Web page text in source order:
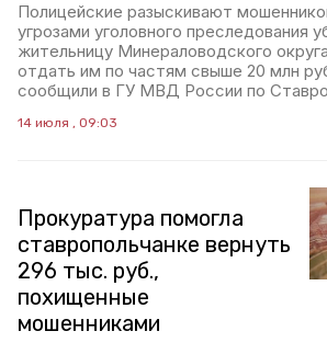
Полицейские разыскивают
угрозами уголовного преследования
жительницу Минераловодского
отдать им по частям свыше 20 млн
сообщили в ГУ МВД России по
14 июля , 09:03
Прокуратура помогла
ставропольчанке вернуть
296 тыс. руб.,
похищенные
мошенниками